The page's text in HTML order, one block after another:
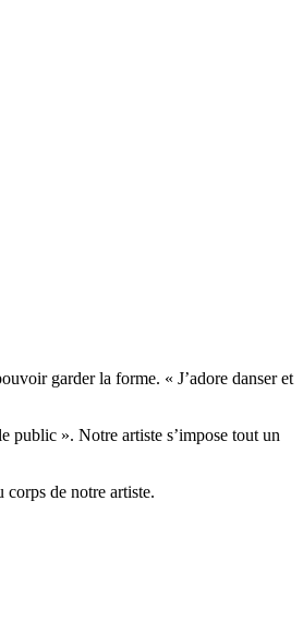
garder la forme. « J’adore danser et
public ». Notre artiste s’impose tout un
corps de notre artiste.